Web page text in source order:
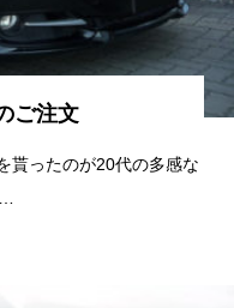
ご注文
貰ったのが20代の多感な